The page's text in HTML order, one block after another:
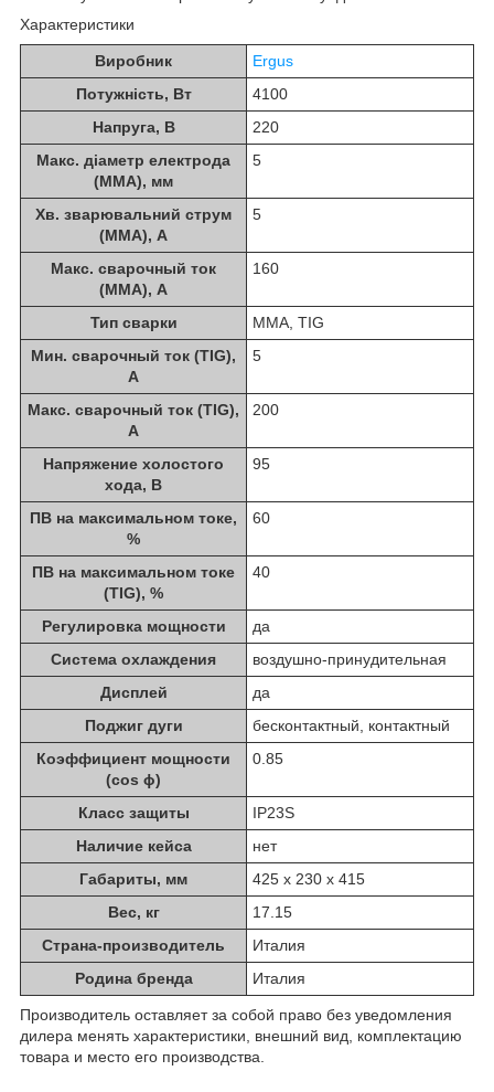
Характеристики
Виробник
Ergus
Потужність, Вт
4100
Напруга, В
220
Макс. діаметр електрода
(MMA), мм
5
Хв. зварювальний струм
(MMA), А
5
Макс. сварочный ток
(MMA), А
160
Тип сварки
MMA, TIG
Мин. сварочный ток (TIG),
А
5
Макс. сварочный ток (TIG),
А
200
Напряжение холостого
хода, В
95
ПВ на максимальном токе,
%
60
ПВ на максимальном токе
(TIG), %
40
Регулировка мощности
да
Система охлаждения
воздушно-принудительная
Дисплей
да
Поджиг дуги
бесконтактный, контактный
Коэффициент мощности
(cos ϕ)
0.85
Класс защиты
IP23S
Наличие кейса
нет
Габариты, мм
425 х 230 х 415
Вес, кг
17.15
Страна-производитель
Италия
Родина бренда
Италия
Производитель оставляет за собой право без уведомления
дилера менять характеристики, внешний вид, комплектацию
товара и место его производства.